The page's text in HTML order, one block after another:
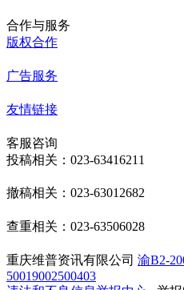
合作与服务
版权合作
广告服务
友情链接
客服咨询
投稿相关：023-63416211
撤稿相关：023-63012682
查重相关：023-63506028
重庆维普资讯有限公司 渝B2-
50019002500403